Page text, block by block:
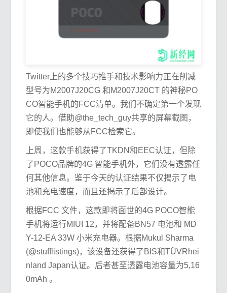
Twitter上的多个技巧推手和技术影响力正在削减
型号为M2007J20CG 和M2007J20CT 的神秘PO
CO智能手机的FCC清单。我们不确定第一个发现
它的人。借助@the_tech_guy共享的屏幕截图，
即使我们也能够从FCC检索它。
上周，这款手机获得了TKDN和EEC认证，但除
了POCO品牌的4G 智能手机外，它们没有透露任
何其他信息。鉴于今天的认证结果不仅揭示了电
池和充电速度，而且还揭示了后部设计。
根据FCC 文件，这款即将面世的4G POCO智能
手机将运行MIUI 12，并将配备BN57 电池和 MD
Y-12-EA 33W 小米充电器。根据Mukul Sharma
(@stufflistings)，该设备还获得了BIS和TÜVRhei
nland Japan认证。后者甚至透露电池容量为5,16
0mAh 。